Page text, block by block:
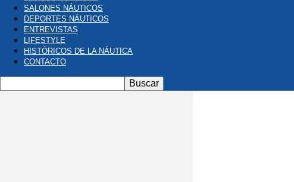
SALONES NÁUTICOS
DEPORTES NÁUTICOS
ENTREVISTAS
LIFESTYLE
HISTÓRICOS DE LA NÁUTICA
CONTACTO